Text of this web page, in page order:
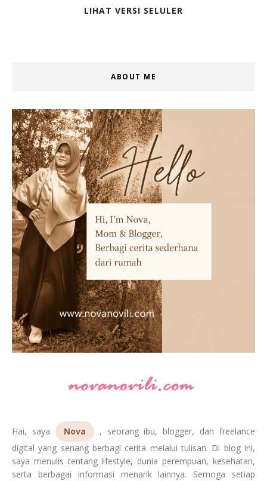
LIHAT VERSI SELULER
ABOUT ME
Hai, saya Nova
, seorang ibu, blogger, dan freelance
digital yang senang berbagi cerita melalui tulisan. Di blog ini,
saya menulis tentang lifestyle, dunia perempuan, kesehatan,
serta berbagai informasi menarik lainnya. Semoga setiap